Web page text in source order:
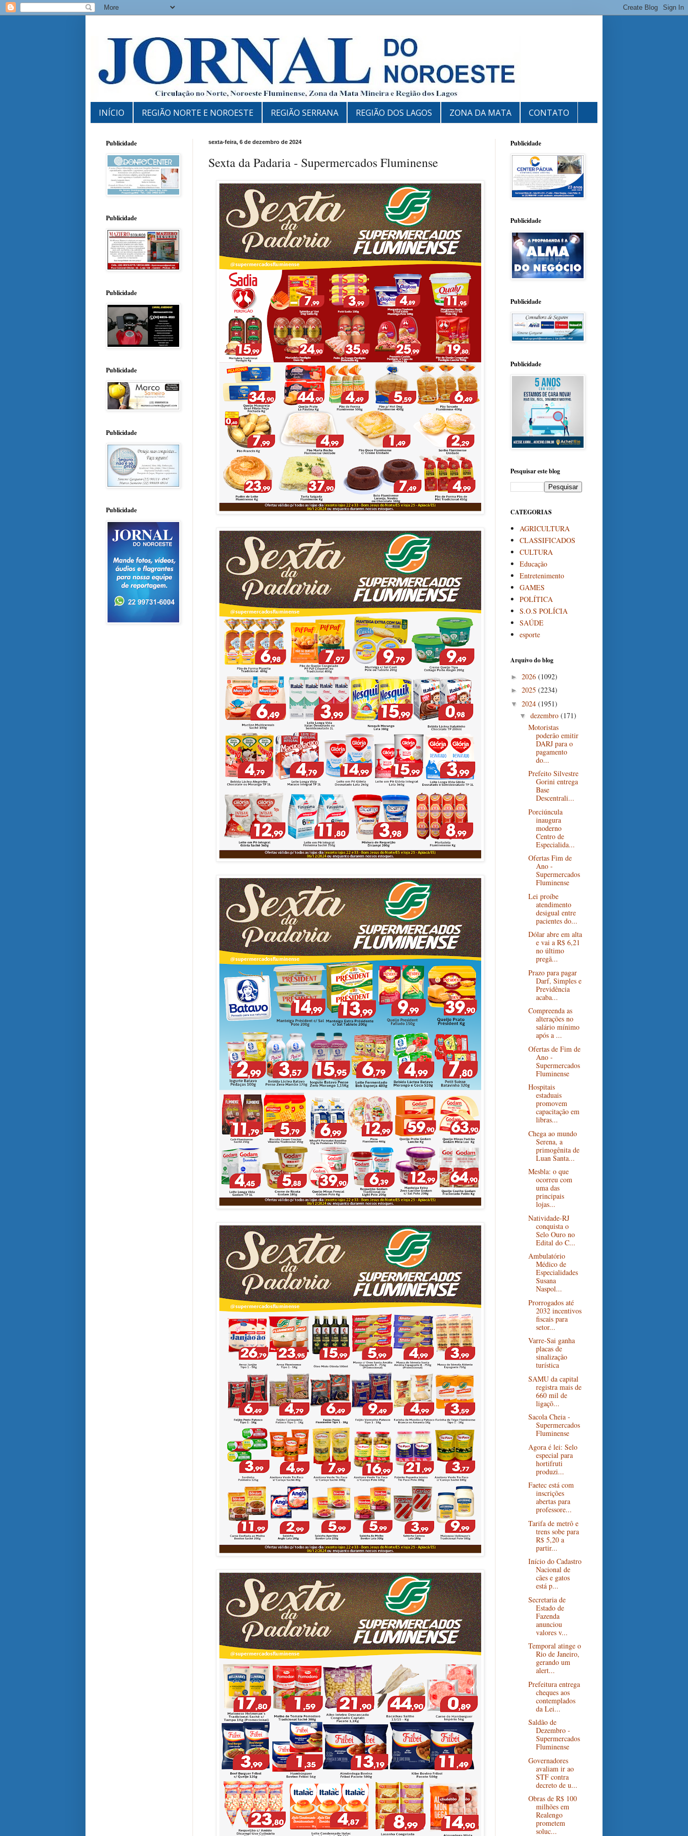
INÍCIO REGIÃO NORTE E NOROESTE REGIÃO SERRANA REGIÃO DOS LAGOS ZONA DA MATA CONTATO
sexta-feira, 6 de dezembro de 2024
Sexta da Padaria - Supermercados Fluminense
Publicidade
Publicidade
Publicidade
Publicidade
Publicidade
Publicidade
Publicidade
Publicidade
Publicidade
Publicidade
Pesquisar este blog
CATEGORIAS
AGRICULTURA
CLASSIFICADOS
CULTURA
Educação
Entretenimento
GAMES
POLÍTICA
S.O.S POLÍCIA
SAÚDE
esporte
Arquivo do blog
► 2026 (1092)
► 2025 (2234)
▼ 2024 (1951)
▼ dezembro (171)
Motoristas
poderão emitir
DARJ para o
pagamento
do...
Prefeito Silvestre
Gorini entrega
Base
Descentrali...
Porciúncula
inaugura
moderno
Centro de
Especialida...
Ofertas Fim de
Ano -
Supermercados
Fluminense
Lei proíbe
atendimento
desigual entre
pacientes do...
Dólar abre em alta
e vai a R$ 6,21
no último
pregã...
Prazo para pagar
Darf, Simples e
Previdência
acaba...
Compreenda as
alterações no
salário mínimo
após a ...
Ofertas de Fim de
Ano -
Supermercados
Fluminense
Hospitais
estaduais
promovem
capacitação em
libras...
Chega ao mundo
Serena, a
primogênita de
Luan Santa...
Mesbla: o que
ocorreu com
uma das
principais
lojas...
Natividade-RJ
conquista o
Selo Ouro no
Edital do C...
Ambulatório
Médico de
Especialidades
Susana
Naspol...
Prorrogados até
2032 incentivos
fiscais para
setor...
Varre-Sai ganha
placas de
sinalização
turística
SAMU da capital
registra mais de
660 mil de
ligaçõ...
Sacola Cheia -
Supermercados
Fluminense
Agora é lei: Selo
especial para
hortifruti
produzi...
Faetec está com
inscrições
abertas para
professore...
Tarifa de metrô e
trens sobe para
R$ 5,20 a
partir...
Início do Cadastro
Nacional de
cães e gatos
está p...
Secretaria de
Estado de
Fazenda
anunciou
valores v...
Temporal atinge o
Rio de Janeiro,
gerando um
alert...
Prefeitura entrega
cheques aos
contemplados
da Lei...
Saldão de
Dezembro -
Supermercados
Fluminense
Governadores
avaliam ir ao
STF contra
decreto de u...
Obras de R$ 100
milhões em
Realengo
prometem
soluc...